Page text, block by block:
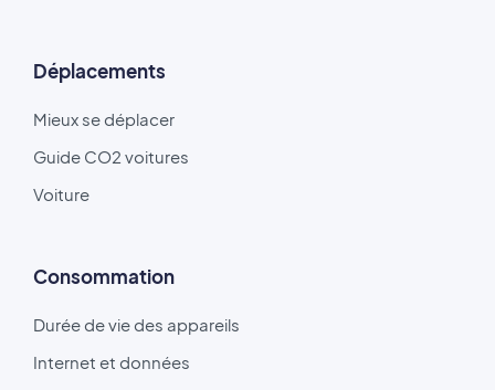
Déplacements
Mieux se déplacer
Guide CO2 voitures
Voiture
Consommation
Durée de vie des appareils
Internet et données